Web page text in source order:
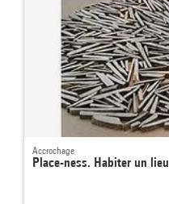
Accrochage
Place-ness. Habiter un lieu